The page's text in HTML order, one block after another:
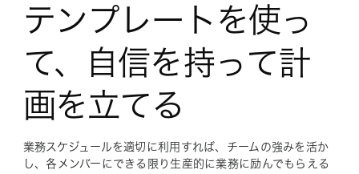
テンプレートを使っ
て、自信を持って計
画を立てる
業務スケジュールを適切に利用すれば、チームの強みを活か
し、各メンバーにできる限り生産的に業務に励んでもらえる